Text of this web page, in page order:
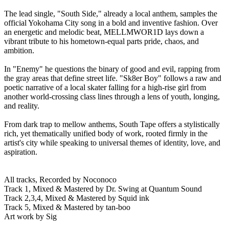
The lead single, "South Side," already a local anthem, samples the
official Yokohama City song in a bold and inventive fashion. Over
an energetic and melodic beat, MELLMWOR1D lays down a
vibrant tribute to his hometown-equal parts pride, chaos, and
ambition.
In "Enemy" he questions the binary of good and evil, rapping from
the gray areas that define street life. "Sk8er Boy" follows a raw and
poetic narrative of a local skater falling for a high-rise girl from
another world-crossing class lines through a lens of youth, longing,
and reality.
From dark trap to mellow anthems, South Tape offers a stylistically
rich, yet thematically unified body of work, rooted firmly in the
artist's city while speaking to universal themes of identity, love, and
aspiration.
All tracks, Recorded by Noconoco
Track 1, Mixed & Mastered by Dr. Swing at Quantum Sound
Track 2,3,4, Mixed & Mastered by Squid ink
Track 5, Mixed & Mastered by tan-boo
Art work by Sig